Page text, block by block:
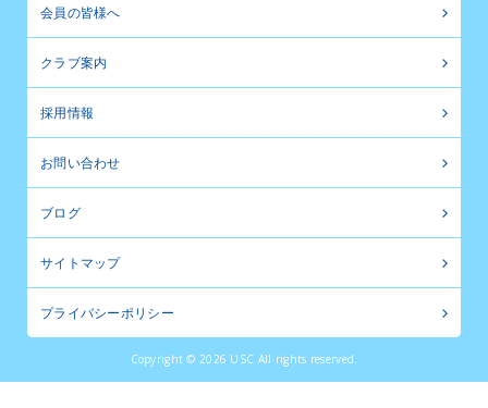
会員の皆様へ
クラブ案内
採用情報
お問い合わせ
ブログ
サイトマップ
プライバシーポリシー
Copyright © 2026 USC All rights reserved.